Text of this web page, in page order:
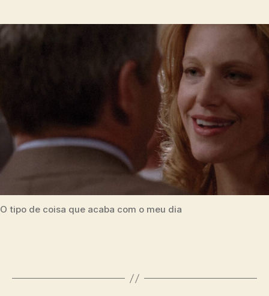
O tipo de coisa que acaba com o meu dia